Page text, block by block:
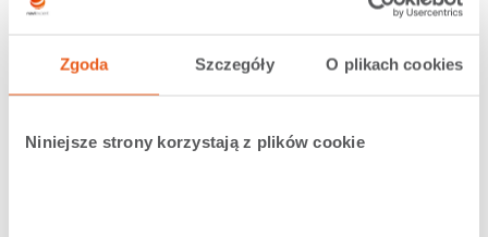
Zgoda Szczegóły O plikach cookies
Niniejsze strony korzystają z plików cookie